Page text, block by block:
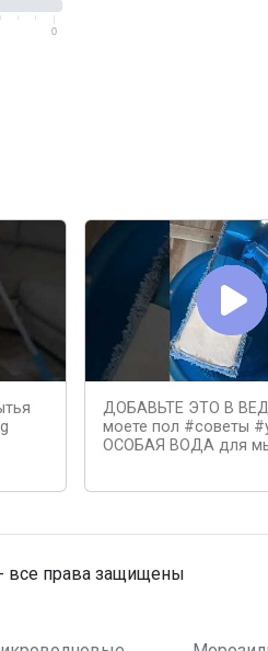
0
ДОБАВЬТЕ ЭТО В
моете пол #советы
ОСОБАЯ ВОДА для
все права защищены